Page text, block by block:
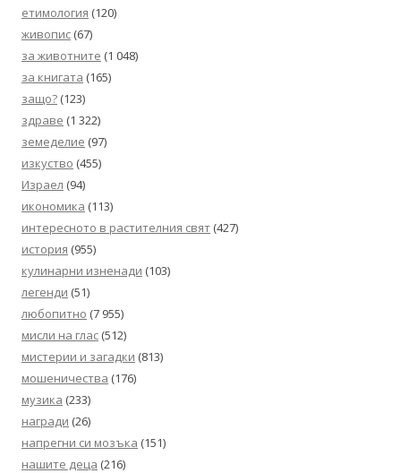
етимология (120)
живопис (67)
за животните (1 048)
за книгата (165)
защо? (123)
здраве (1 322)
земеделие (97)
изкуство (455)
Израел (94)
икономика (113)
интересното в растителния свят (427)
история (955)
кулинарни изненади (103)
легенди (51)
любопитно (7 955)
мисли на глас (512)
мистерии и загадки (813)
мошеничества (176)
музика (233)
награди (26)
напрегни си мозъка (151)
нашите деца (216)